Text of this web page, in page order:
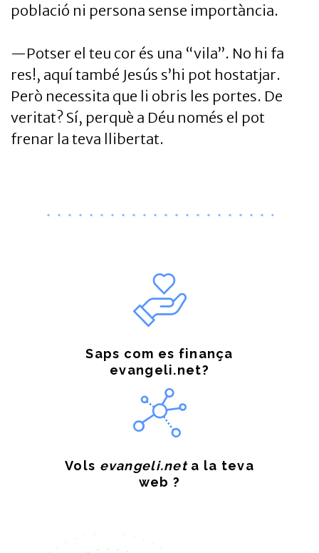
població ni persona sense importància.
—Potser el teu cor és una “vila”. No hi fa
res!, aquí també Jesús s’hi pot hostatjar.
Però necessita que li obris les portes. De
veritat? Sí, perquè a Déu només el pot
frenar la teva llibertat.
Saps com es finança
evangeli.net?
Vols evangeli.neta la teva
web ?